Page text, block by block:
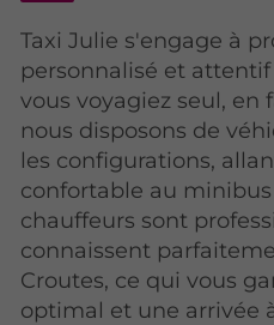
Taxi Julie s'engage à
personnalisé et attentif
vous voyagiez seul, en
nous disposons de
les configurations,
confortable au minibus
chauffeurs sont
connaissent
Croutes, ce qui vous
optimal et une arrivée